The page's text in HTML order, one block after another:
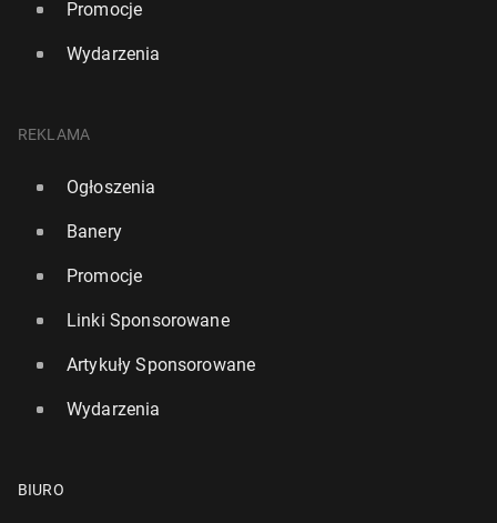
Promocje
Wydarzenia
REKLAMA
Ogłoszenia
Banery
Promocje
Linki Sponsorowane
Artykuły Sponsorowane
Wydarzenia
BIURO